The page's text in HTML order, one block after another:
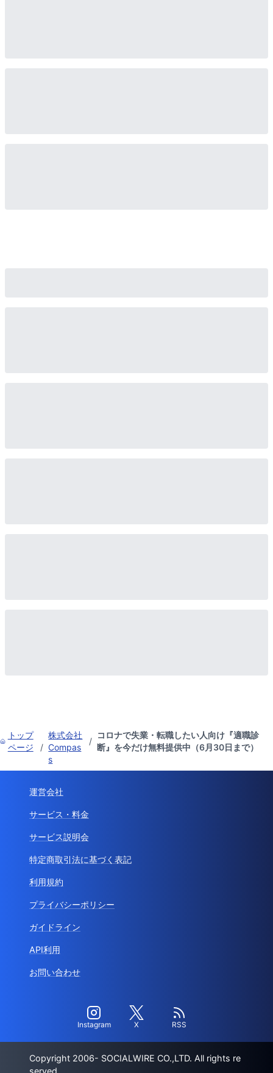
トップ
ページ
/
株式会社
Compas
s
/
コロナで失業・転職したい人向け『適職診
断』を今だけ無料提供中（6月30日まで）
運営会社
サービス・料金
サービス説明会
特定商取引法に基づく表記
利用規約
プライバシーポリシー
ガイドライン
API利用
お問い合わせ
Instagram X RSS
Copyright 2006- SOCIALWIRE CO.,LTD. All rights re
served.